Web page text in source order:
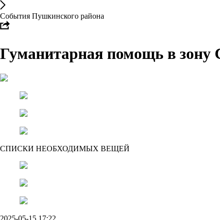
События Пушкинского района
Гуманитарная помощь в
СПИСКИ НЕОБХОДИМЫХ ВЕЩЕЙ
2025-05-15 17:22